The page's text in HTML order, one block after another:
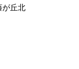
が丘北